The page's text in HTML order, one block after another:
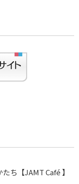
ち【JAMT Café 】